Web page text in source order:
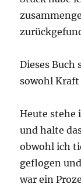
Dieses
sowohl Kraft
Heute stehe
und halte
obwohl ich
geflogen
war ein